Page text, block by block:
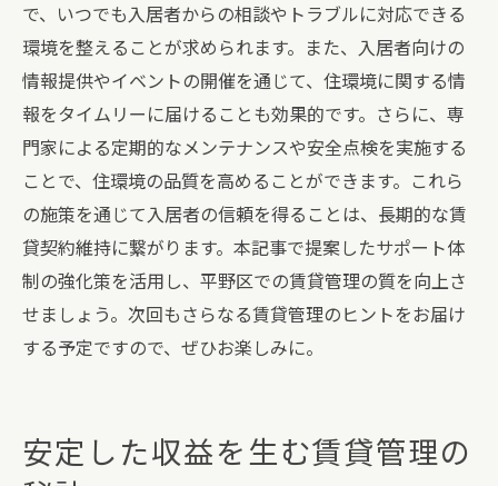
で、いつでも入居者からの相談やトラブルに対応できる
環境を整えることが求められます。また、入居者向けの
情報提供やイベントの開催を通じて、住環境に関する情
報をタイムリーに届けることも効果的です。さらに、専
門家による定期的なメンテナンスや安全点検を実施する
ことで、住環境の品質を高めることができます。これら
の施策を通じて入居者の信頼を得ることは、長期的な賃
貸契約維持に繋がります。本記事で提案したサポート体
制の強化策を活用し、平野区での賃貸管理の質を向上さ
せましょう。次回もさらなる賃貸管理のヒントをお届け
する予定ですので、ぜひお楽しみに。
安定した収益を生む賃貸管理の